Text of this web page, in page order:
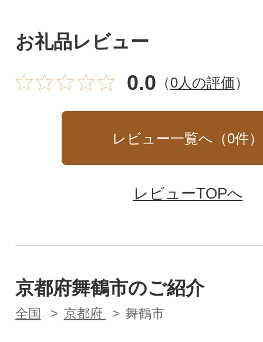
お礼品レビュー
0.0 （0人の評価）
レビュー一覧へ（0件）
レビューTOPへ
京都府舞鶴市のご紹介
全国 京都府 舞鶴市